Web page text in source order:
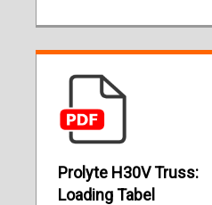
Prolyte H30V Truss:
Loading Tabel